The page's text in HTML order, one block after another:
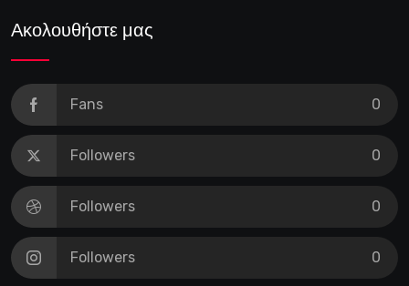
Ακολουθήστε μας
0
Fans
0
Followers
0
Followers
0
Followers